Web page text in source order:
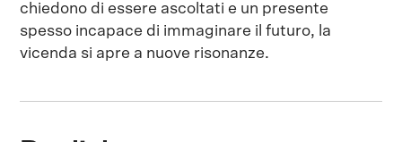
chiedono di essere ascoltati e un presente
spesso incapace di immaginare il futuro, la
vicenda si apre a nuove risonanze.